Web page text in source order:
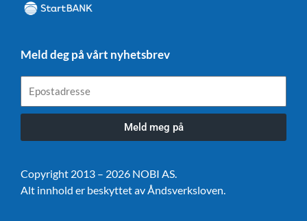
Meld deg på vårt nyhetsbrev
Meld meg på
Copyright 2013 – 2026 NOBI AS.
Alt innhold er beskyttet av Åndsverksloven.